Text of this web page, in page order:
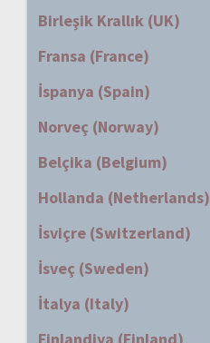
Birleşik Krallık (UK)
Fransa (France)
İspanya (Spain)
Norveç (Norway)
Belçika (Belgium)
Hollanda (Netherlands)
İsviçre (Switzerland)
İsveç (Sweden)
İtalya (Italy)